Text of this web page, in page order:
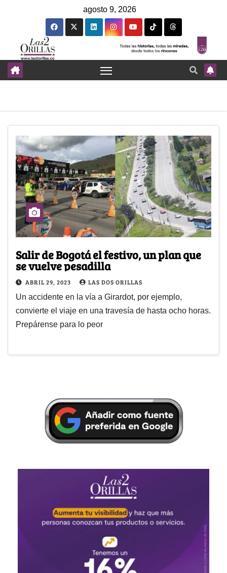
agosto 9, 2026
Salir de Bogotá el festivo, un plan que
se vuelve pesadilla
ABRIL 29, 2023 LAS DOS ORILLAS
Un accidente en la vía a Girardot, por ejemplo,
convierte el viaje en una travesía de hasta ocho horas.
Prepárense para lo peor